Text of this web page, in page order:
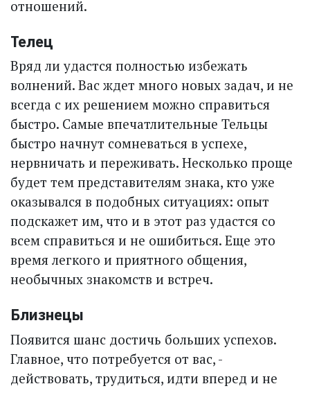
отношений.
Телец
Вряд ли удастся полностью избежать
волнений. Вас ждет много новых задач, и не
всегда с их решением можно справиться
быстро. Самые впечатлительные Тельцы
быстро начнут сомневаться в успехе,
нервничать и переживать. Несколько проще
будет тем представителям знака, кто уже
оказывался в подобных ситуациях: опыт
подскажет им, что и в этот раз удастся со
всем справиться и не ошибиться. Еще это
время легкого и приятного общения,
необычных знакомств и встреч.
Близнецы
Появится шанс достичь больших успехов.
Главное, что потребуется от вас, -
действовать, трудиться, идти вперед и не